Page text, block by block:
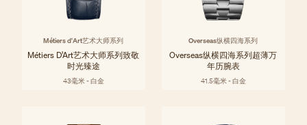
Métiers d'Art艺术大师系列
Métiers D’Art艺术大师系列致敬
时光臻途
43毫米 - 白金
Overseas纵横四海系列
Overseas纵横四海系列超薄万
年历腕表
41.5毫米 - 白金